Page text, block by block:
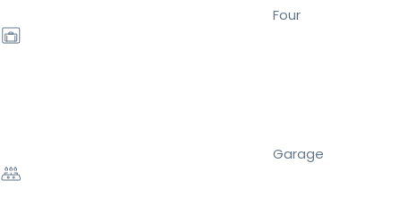
Four
Garage